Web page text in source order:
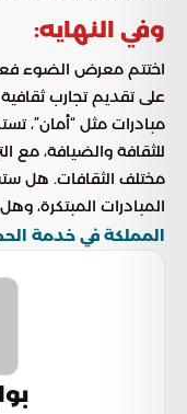
وفي النهايه:
اختتم معرض الضوء
على تقديم تجارب
مبادرات مثل “أمان”،
للثقافة والضيافة، مع
مختلف الثقافات. هل
المبادرات المبتكرة،
المملكة في خدمة